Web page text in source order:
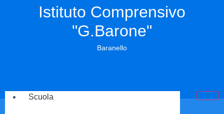
Istituto Comprensivo
"G.Barone"
Baranello
Scuola